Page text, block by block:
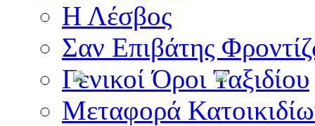
Η Λέσβος
Σαν Επιβάτης
Γενικοί Όροι Ταξιδίου
Μεταφορά